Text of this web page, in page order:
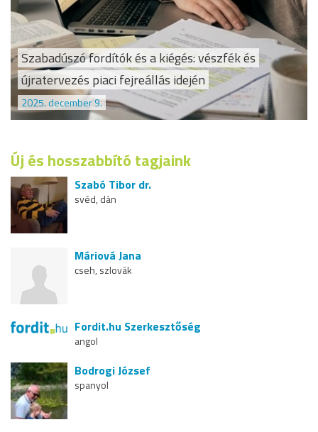
Szabadúszó fordítók és a kiégés: vészfék és
újratervezés piaci fejreállás idején
2025. december 9.
Új és hosszabbító tagjaink
Szabó Tibor dr.
svéd, dán
Máriová Jana
cseh, szlovák
Fordit.hu Szerkesztőség
angol
Bodrogi József
spanyol